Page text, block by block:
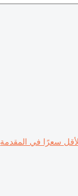
سعرًا في المقدمة